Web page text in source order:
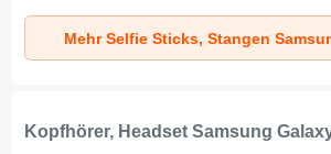
Galaxy J3 Gold
und Schwarz
Galaxy J3 Schwarz
Mehr Selfie Sticks, Stangen
Kopfhörer, Headset Samsung